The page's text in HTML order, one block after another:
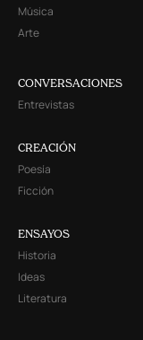
Música
Arte
CONVERSACIONES
Entrevistas
CREACIÓN
Poesía
Ficción
ENSAYOS
Historia
Ideas
Literatura